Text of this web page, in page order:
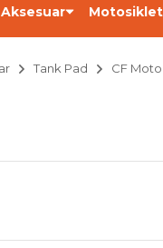
Motosiklet
Tank Pad CF Moto